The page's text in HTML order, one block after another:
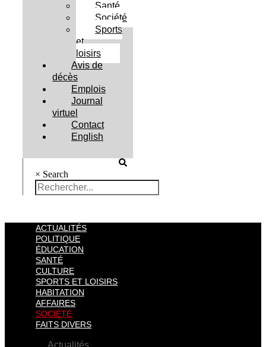
Santé
Société
Sports
et
loisirs
Avis de
décès
Emplois
Journal
virtuel
Contact
English
× Search
ACTUALITÉS
POLITIQUE
ÉDUCATION
SANTÉ
CULTURE
SPORTS ET LOISIRS
HABITATION
AFFAIRES
SOCIÉTÉ
FAITS DIVERS